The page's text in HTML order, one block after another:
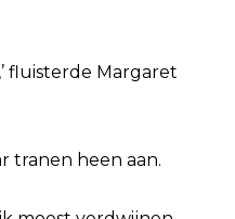
fluisterde Margaret
tranen heen aan.